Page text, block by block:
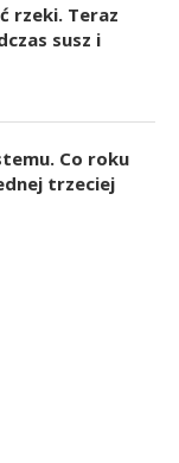
rzeki. Teraz
susz i
Co roku
trzeciej